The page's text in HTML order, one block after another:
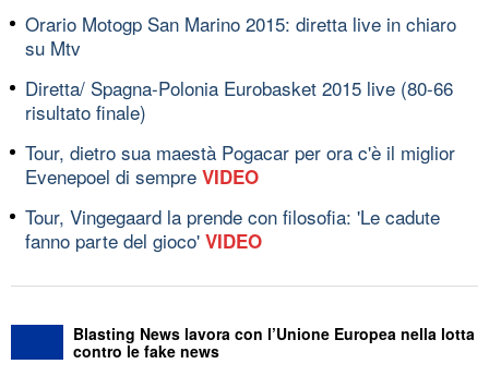
Orario Motogp San Marino 2015: diretta live in chiaro
su Mtv
Diretta/ Spagna-Polonia Eurobasket 2015 live (80-66
risultato finale)
Tour, dietro sua maestà Pogacar per ora c'è il miglior
Evenepoel di sempre VIDEO
Tour, Vingegaard la prende con filosofia: 'Le cadute
fanno parte del gioco' VIDEO
Blasting News lavora con l’Unione Europea nella lotta
contro le fake news